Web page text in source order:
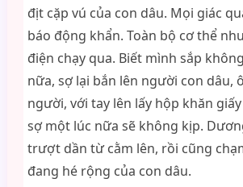
địt cặp vú của con dâu. Mọi giác
báo động khẩn. Toàn bộ cơ thể
điện chạy qua. Biết mình sắp
nữa, sợ lại bắn lên người con dâu,
người, với tay lên lấy hộp khăn
sợ một lúc nữa sẽ không kịp.
trượt dần từ cằm lên, rồi cũng
đang hé rộng của con dâu.